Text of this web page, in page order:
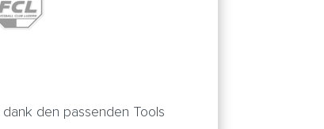
den passenden Tools